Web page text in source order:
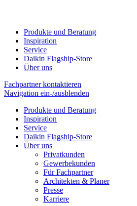
Produkte und Beratung
Inspiration
Service
Daikin Flagship-Store
Über uns
Fachpartner kontaktieren
Navigation ein-/ausblenden
Produkte und Beratung
Inspiration
Service
Daikin Flagship-Store
Über uns
Privatkunden
Gewerbekunden
Für Fachpartner
Architekten & Planer
Presse
Karriere